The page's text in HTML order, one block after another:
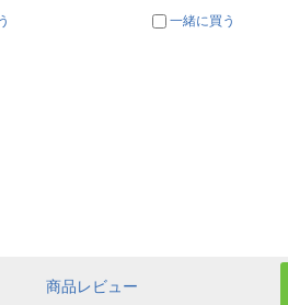
一緒に買う
商品レビュー